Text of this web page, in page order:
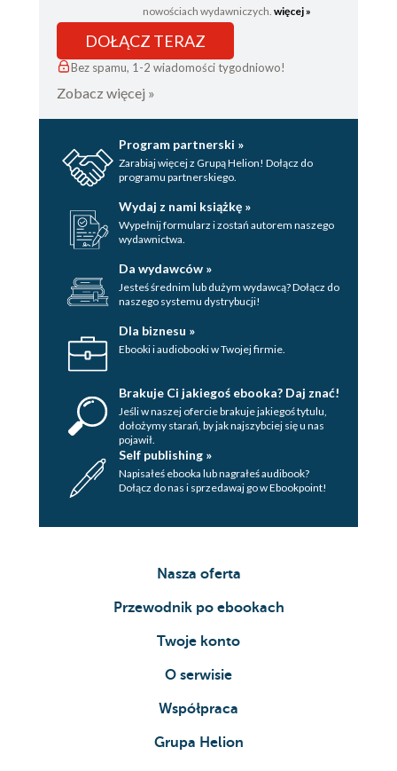
nowościach wydawniczych. więcej »
DOŁĄCZ TERAZ
Bez spamu, 1-2 wiadomości tygodniowo!
Zobacz więcej »
Program partnerski »
Zarabiaj więcej z Grupą Helion! Dołącz do
programu partnerskiego.
Wydaj z nami książkę »
Wypełnij formularz i zostań autorem naszego
wydawnictwa.
Da wydawców »
Jesteś średnim lub dużym wydawcą? Dołącz do
naszego systemu dystrybucji!
Dla biznesu »
Ebooki i audiobooki w Twojej firmie.
Brakuje Ci jakiegoś ebooka? Daj znać!
Jeśli w naszej ofercie brakuje jakiegoś tytulu,
dołożymy starań, by jak najszybciej się u nas
pojawił.
Self publishing »
Napisałeś ebooka lub nagrałeś audibook?
Dołącz do nas i sprzedawaj go w Ebookpoint!
Nasza oferta
Przewodnik po ebookach
Twoje konto
O serwisie
Współpraca
Grupa Helion